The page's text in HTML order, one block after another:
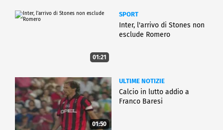
01:21
SPORT
Inter, l'arrivo di Stones non
esclude Romero
01:50
ULTIME NOTIZIE
Calcio in lutto addio a
Franco Baresi